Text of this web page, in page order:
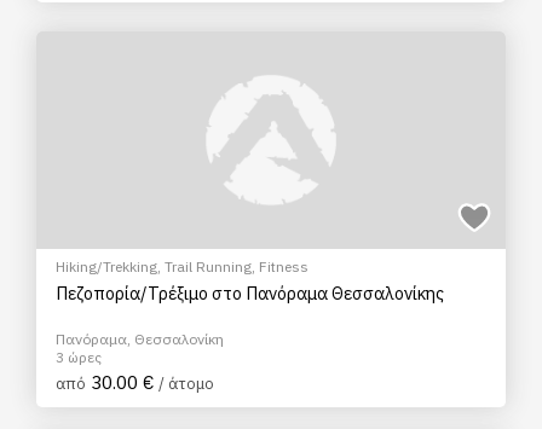
Hiking/Trekking, Trail Running, Fitness
Πεζοπορία/Τρέξιμο στο Πανόραμα Θεσσαλονίκης
Πανόραμα, Θεσσαλονίκη
3 ώρες
από 30.00 € / άτομο